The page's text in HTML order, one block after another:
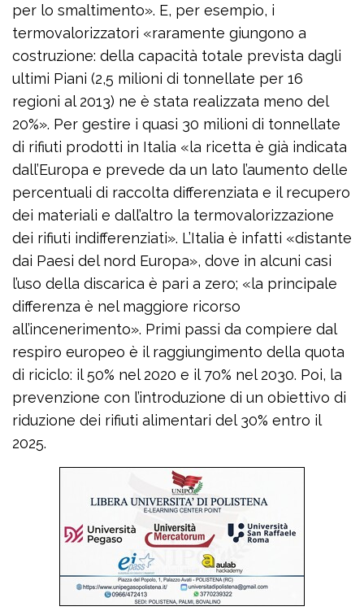
per lo smaltimento». E, per esempio, i
termovalorizzatori «raramente giungono a
costruzione: della capacità totale prevista dagli
ultimi Piani (2,5 milioni di tonnellate per 16
regioni al 2013) ne è stata realizzata meno del
20%». Per gestire i quasi 30 milioni di tonnellate
di rifiuti prodotti in Italia «la ricetta è già indicata
dall’Europa e prevede da un lato l’aumento delle
percentuali di raccolta differenziata e il recupero
dei materiali e dall’altro la termovalorizzazione
dei rifiuti indifferenziati». L’Italia è infatti «distante
dai Paesi del nord Europa», dove in alcuni casi
l’uso della discarica è pari a zero; «la principale
differenza è nel maggiore ricorso
all’incenerimento». Primi passi da compiere dal
respiro europeo è il raggiungimento della quota
di riciclo: il 50% nel 2020 e il 70% nel 2030. Poi, la
prevenzione con l’introduzione di un obiettivo di
riduzione dei rifiuti alimentari del 30% entro il
2025.